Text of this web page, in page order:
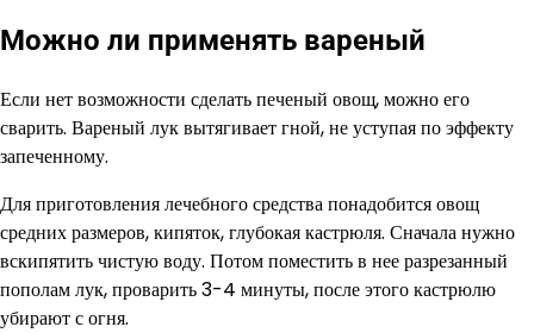
Можно ли применять вареный
Если нет возможности сделать печеный овощ, можно его
сварить. Вареный лук вытягивает гной, не уступая по эффекту
запеченному.
Для приготовления лечебного средства понадобится овощ
средних размеров, кипяток, глубокая кастрюля. Сначала нужно
вскипятить чистую воду. Потом поместить в нее разрезанный
пополам лук, проварить 3-4 минуты, после этого кастрюлю
убирают с огня.